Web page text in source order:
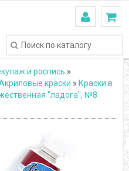
и роспись »
краски » Краски в
"ладога", №8